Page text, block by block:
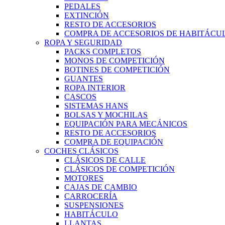
PEDALES
EXTINCIÓN
RESTO DE ACCESORIOS
COMPRA DE ACCESORIOS DE
ROPA Y SEGURIDAD
PACKS COMPLETOS
MONOS DE COMPETICIÓN
BOTINES DE COMPETICIÓN
GUANTES
ROPA INTERIOR
CASCOS
SISTEMAS HANS
BOLSAS Y MOCHILAS
EQUIPACIÓN PARA MECÁNICOS
RESTO DE ACCESORIOS
COMPRA DE EQUIPACIÓN
COCHES CLÁSICOS
CLÁSICOS DE CALLE
CLÁSICOS DE COMPETICIÓN
MOTORES
CAJAS DE CAMBIO
CARROCERÍA
SUSPENSIONES
HABITÁCULO
LLANTAS